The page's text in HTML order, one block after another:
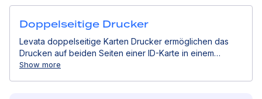
Doppelseitige Drucker
Levata doppelseitige Karten Drucker ermöglichen das
Drucken auf beiden Seiten einer ID-Karte in einem
einzigen Durchgang. Entwickelt für Organisationen, die
Show more